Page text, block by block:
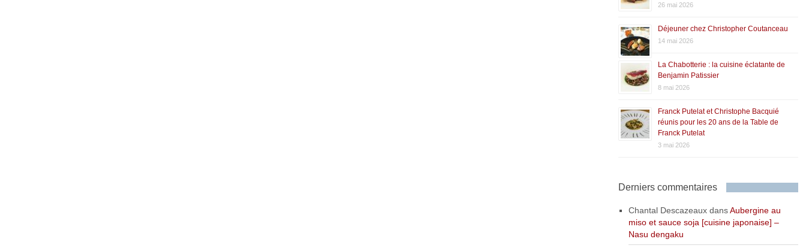
26 mai 2026
Déjeuner chez Christopher Coutanceau
14 mai 2026
La Chabotterie : la cuisine éclatante de
Benjamin Patissier
8 mai 2026
Franck Putelat et Christophe Bacquié
réunis pour les 20 ans de la Table de
Franck Putelat
3 mai 2026
Derniers commentaires
Chantal DescazeauxdansAubergine au
miso et sauce soja [cuisine japonaise] –
Nasu dengaku